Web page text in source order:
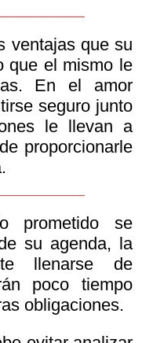
ventajas que su
que el mismo le
En el amor
seguro junto
le llevan a
proporcionarle
prometido se
su agenda, la
llenarse de
poco tiempo
obligaciones.